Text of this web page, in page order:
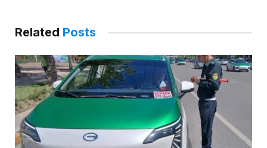
Related Posts